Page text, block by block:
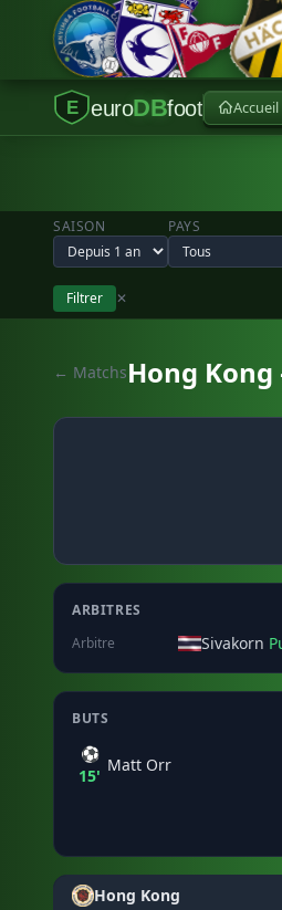
E euroDBfoot Accueil
SAISON PAYS
Filtrer ✕
← MatchsHong
ARBITRES
Arbitre
Sivakorn
BUTS
⚽
15'
Matt Orr
Hong Kong